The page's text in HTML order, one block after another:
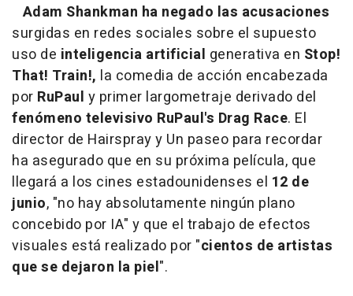
Adam Shankman ha negado las acusaciones
surgidas en redes sociales sobre el supuesto
uso de inteligencia artificial generativa en Stop!
That! Train!, la comedia de acción encabezada
por RuPaul y primer largometraje derivado del
fenómeno televisivo RuPaul's Drag Race. El
director de Hairspray y Un paseo para recordar
ha asegurado que en su próxima película, que
llegará a los cines estadounidenses el 12 de
junio, "no hay absolutamente ningún plano
concebido por IA" y que el trabajo de efectos
visuales está realizado por "cientos de artistas
que se dejaron la piel".